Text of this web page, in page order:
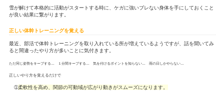
西村山地区(寒河江市、河北町、大江町、朝日町、西川町)を中心
河江市栄町のあびこ整骨院・整体院です。